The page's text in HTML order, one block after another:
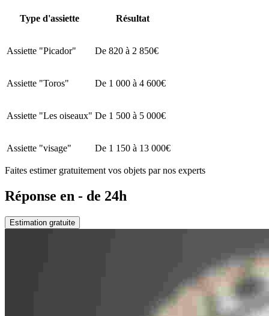
Type d'assiette Résultat
Assiette "Picador" De 820 à 2 850€
Assiette "Toros" De 1 000 à 4 600€
Assiette "Les oiseaux" De 1 500 à 5 000€
Assiette "visage" De 1 150 à 13 000€
Faites estimer gratuitement vos objets par nos experts
Réponse en - de 24h
Estimation gratuite